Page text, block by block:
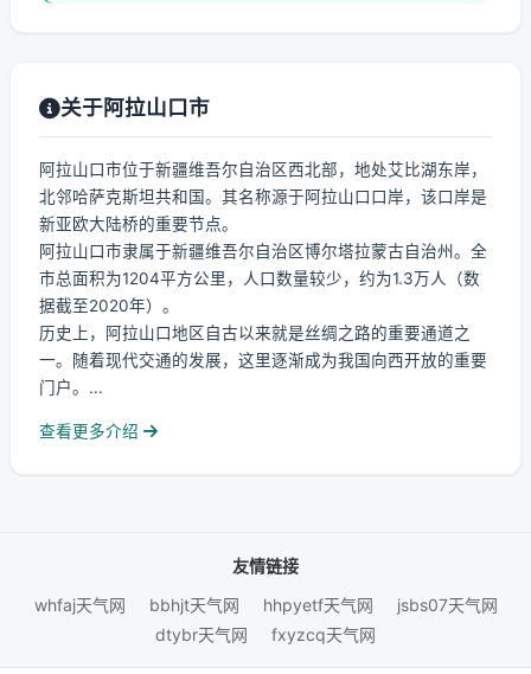
关于阿拉山口市
阿拉山口市位于新疆维吾尔自治区西北部，地处艾比湖东岸，
北邻哈萨克斯坦共和国。其名称源于阿拉山口口岸，该口岸是
新亚欧大陆桥的重要节点。
阿拉山口市隶属于新疆维吾尔自治区博尔塔拉蒙古自治州。全
市总面积为1204平方公里，人口数量较少，约为1.3万人（数
据截至2020年）。
历史上，阿拉山口地区自古以来就是丝绸之路的重要通道之
一。随着现代交通的发展，这里逐渐成为我国向西开放的重要
门户。...
查看更多介绍
友情链接
whfaj天气网
bbhjt天气网 hhpyetf天气网
jsbs07天气网
dtybr天气网
fxyzcq天气网